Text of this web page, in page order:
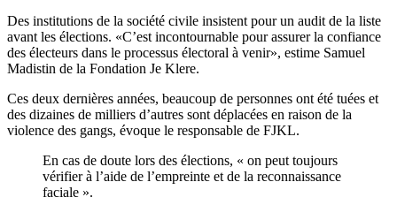
Des institutions de la société civile insistent pour un audit de la liste
avant les élections. «C’est incontournable pour assurer la confiance
des électeurs dans le processus électoral à venir», estime Samuel
Madistin de la Fondation Je Klere.
Ces deux dernières années, beaucoup de personnes ont été tuées et
des dizaines de milliers d’autres sont déplacées en raison de la
violence des gangs, évoque le responsable de FJKL.
En cas de doute lors des élections, « on peut toujours
vérifier à l’aide de l’empreinte et de la reconnaissance
faciale ».